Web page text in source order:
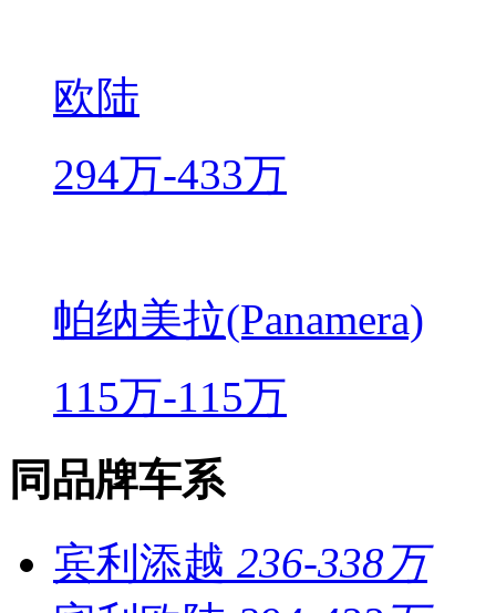
欧陆
294万-433万
帕纳美拉(Panamera)
115万-115万
同品牌车系
宾利添越 236-338万